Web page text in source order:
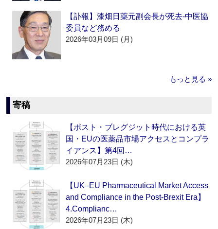
【訃報】漆畑日薬元副会長が死去‐中医協
委員など務める
2026年03月09日 (月)
もっと見る »
寄稿
【ポスト・ブレグジット時代における英
国・EUの医薬品市場アクセスとコンプラ
イアンス】第4回…
2026年07月23日 (木)
【UK–EU Pharmaceutical Market Access
and Compliance in the Post-Brexit Era】
4.Complianc…
2026年07月23日 (木)